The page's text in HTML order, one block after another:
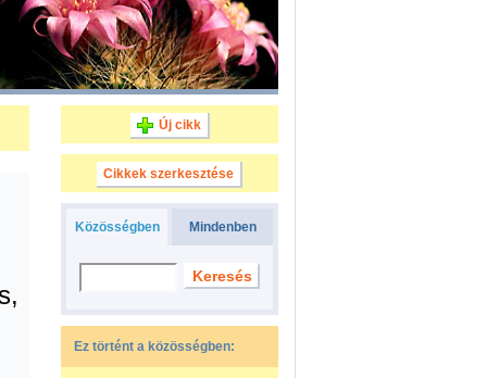
Új cikk
Cikkek szerkesztése
Közösségben Mindenben
Ez történt a közösségben: